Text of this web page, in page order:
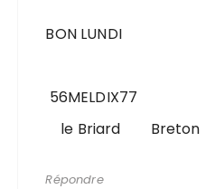
BON LUNDI
56MELDIX77
le Briard Breton
Répondre